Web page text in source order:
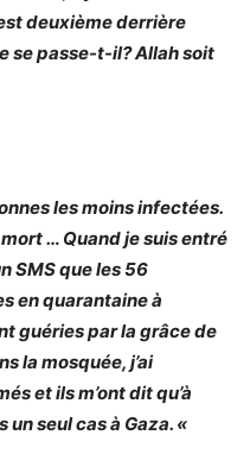
deuxième derrière
se passe-t-il? Allah soit
les moins infectées.
… Quand je suis entré
SMS que les 56
en quarantaine à
guéries par la grâce de
la mosquée, j’ai
et ils m’ont dit qu’à
un seul cas à Gaza. «